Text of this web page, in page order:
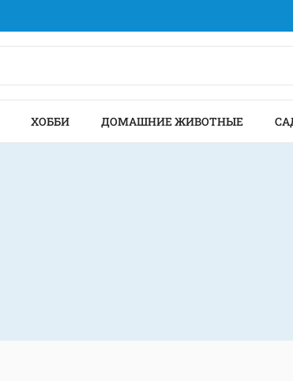
ХОББИ ДОМАШНИЕ ЖИВОТНЫЕ